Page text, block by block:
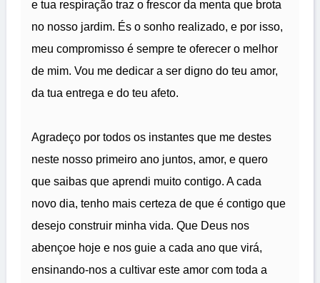
e tua respiração traz o frescor da menta que brota
no nosso jardim. És o sonho realizado, e por isso,
meu compromisso é sempre te oferecer o melhor
de mim. Vou me dedicar a ser digno do teu amor,
da tua entrega e do teu afeto.
Agradeço por todos os instantes que me destes
neste nosso primeiro ano juntos, amor, e quero
que saibas que aprendi muito contigo. A cada
novo dia, tenho mais certeza de que é contigo que
desejo construir minha vida. Que Deus nos
abençoe hoje e nos guie a cada ano que virá,
ensinando-nos a cultivar este amor com toda a